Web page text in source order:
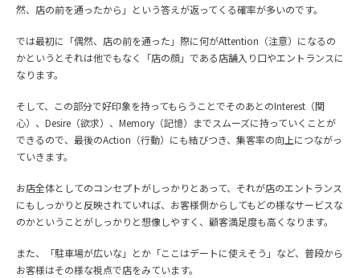
然、店の前を通ったから」という答えが返ってくる確率が多いのです。
では最初に「偶然、店の前を通った」際に何がAttention（注意）になるの
かというとそれは他でもなく「店の顔」である店舗入り口やエントランスに
なります。
そして、この部分で好印象を持ってもらうことでそのあとのInterest（関
心）、Desire（欲求）、Memory（記憶）までスムーズに持っていくことが
できるので、最後のAction（行動）にも結びつき、集客率の向上につながっ
ていきます。
お店全体としてのコンセプトがしっかりとあって、それが店のエントランス
にもしっかりと反映されていれば、お客様側からしてもどの様なサービスな
のかということがしっかりと想像しやすく、顧客満足度も高くなります。
また、「駐車場が広いな」とか「ここはデートに使えそう」など、普段から
お客様はその様な視点で店をみています。